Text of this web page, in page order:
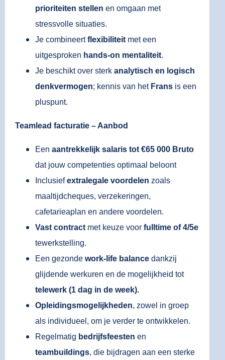
prioriteiten stellen en omgaan met
stressvolle situaties.
Je combineertflexibiliteit met een
uitgesproken hands-on mentaliteit.
Je beschikt over sterk analytisch en logisch
denkvermogen; kennis van het Frans is een
pluspunt.
Teamlead facturatie – Aanbod
Een aantrekkelijk salaris tot €65 000 Bruto
dat jouw competenties optimaal beloont
Inclusiefextralegale voordelen zoals
maaltijdcheques, verzekeringen,
cafetarieaplan en andere voordelen.
Vast contract met keuze voor fulltime of 4/5e
tewerkstelling.
Een gezonde work-life balance dankzij
glijdende werkuren en de mogelijkheid tot
telewerk (1 dag in de week).
Opleidingsmogelijkheden, zowel in groep
als individueel, om je verder te ontwikkelen.
Regelmatig bedrijfsfeesten en
teambuildings, die bijdragen aan een sterke